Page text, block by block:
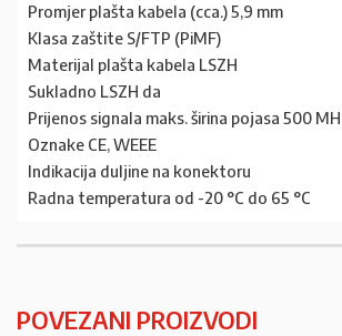
Promjer plašta kabela (cca.) 5,9 mm
Klasa zaštite S/FTP (PiMF)
Materijal plašta kabela LSZH
Sukladno LSZH da
Prijenos signala maks. širina pojasa 500
Oznake CE, WEEE
Indikacija duljine na konektoru
Radna temperatura od -20 °C do 65 °C
POVEZANI PROIZVODI